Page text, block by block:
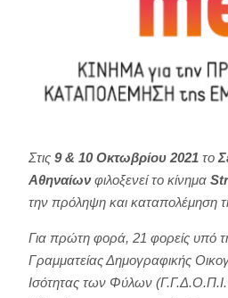
Στις 9 & 10 Οκτωβρίου 2021 το
Αθηναίωνφιλοξενεί το κίνημα
την πρόληψη και καταπολέμηση
Για πρώτη φορά, 21 φορείς υπό
Γραμματείας Δημογραφικής
Ισότητας των Φύλων